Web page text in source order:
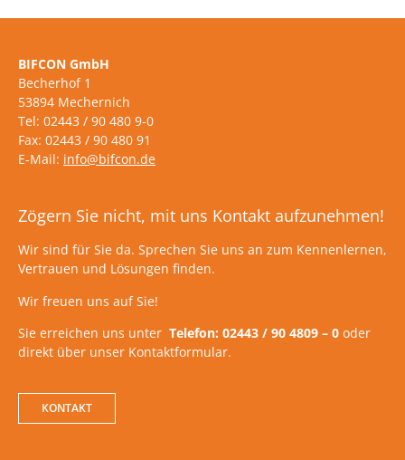
BIFCON GmbH
Becherhof 1
53894 Mechernich
Tel: 02443 / 90 480 9-0
Fax: 02443 / 90 480 91
E-Mail: info@bifcon.de
Zögern Sie nicht, mit uns Kontakt aufzunehmen!
Wir sind für Sie da. Sprechen Sie uns an zum Kennenlernen,
Vertrauen und Lösungen finden.
Wir freuen uns auf Sie!
Sie erreichen uns unter Telefon: 02443 / 90 4809 – 0 oder
direkt über unser Kontaktformular.
KONTAKT